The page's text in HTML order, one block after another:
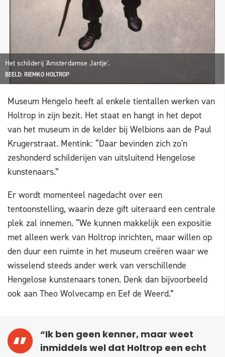
Het schilderij 'Amsterdamse Jantje'.
BEELD: RIEMKO HOLTROP
Museum Hengelo heeft al enkele tientallen werken van
Holtrop in zijn bezit. Het staat en hangt in het depot
van het museum in de kelder bij Welbions aan de Paul
Krugerstraat. Mentink: “Daar bevinden zich zo'n
zeshonderd schilderijen van uitsluitend Hengelose
kunstenaars.”
Er wordt momenteel nagedacht over een
tentoonstelling, waarin deze gift uiteraard een centrale
plek zal innemen. “We kunnen makkelijk een expositie
met alleen werk van Holtrop inrichten, maar willen op
den duur een ruimte in het museum creëren waar we
wisselend steeds ander werk van verschillende
Hengelose kunstenaars tonen. Denk dan bijvoorbeeld
ook aan Theo Wolvecamp en Eef de Weerd.”
“Ik ben geen kenner, maar weet
inmiddels wel dat Holtrop een echt